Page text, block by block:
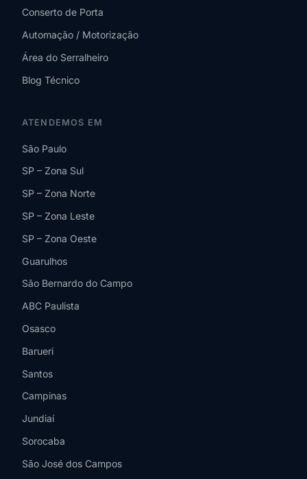
Conserto de Porta
Automação / Motorização
Área do Serralheiro
Blog Técnico
ATENDEMOS EM
São Paulo
SP – Zona Sul
SP – Zona Norte
SP – Zona Leste
SP – Zona Oeste
Guarulhos
São Bernardo do Campo
ABC Paulista
Osasco
Barueri
Santos
Campinas
Jundiaí
Sorocaba
São José dos Campos